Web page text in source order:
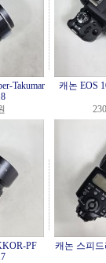
Takumar
캐논 EOS
PF
캐논 스피